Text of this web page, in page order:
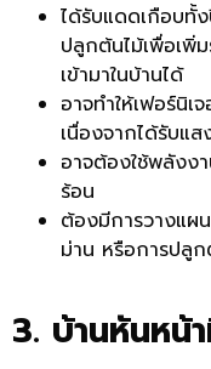
ได้รับแดดเกือบทั้
ปลูกต้นไม้เพื่อเพิ่
เข้ามาในบ้านได้
อาจทำให้เฟอร์นิเ
เนื่องจากได้รับแ
อาจต้องใช้พลังง
ร้อน
ต้องมีการวางแผ
ม่าน หรือการปลู
3. บ้านหันหน้